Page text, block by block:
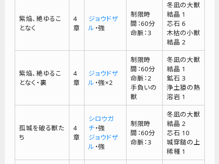
紫焔、絶ゆるこ
となく
4
章
ジョウドザ
ル ・強
制限時
間：60分
命脈：3
冬凪の大獣
結晶 1
芯石 6
木枯の小獣
結晶 2
紫焔、絶ゆるこ
となく・裏
4
章
ジョウドザ
ル ・強×2
制限時
間：60分
命脈：2
手負いの
獣
冬凪の大獣
結晶 1
鉱石 3
浄土猿の熱
溶岩 1
孤城を破る獣た
ち
4
章
シロウガ
チ・強
ジョウドザ
ル ・強
制限時
間：60分
命脈：3
冬凪の大獣
結晶 2
芯石 10
城穿鎚の上
稀種 1